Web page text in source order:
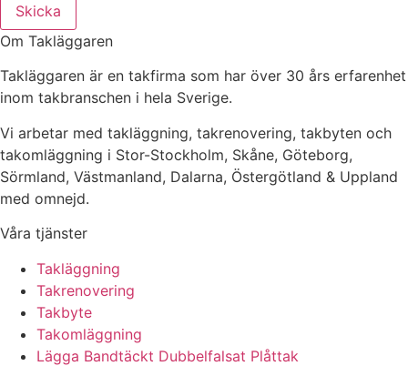
Skicka
Om Takläggaren
Takläggaren är en takfirma som har över 30 års erfarenhet
inom takbranschen i hela Sverige.
Vi arbetar med takläggning, takrenovering, takbyten och
takomläggning i Stor-Stockholm, Skåne, Göteborg,
Sörmland, Västmanland, Dalarna, Östergötland & Uppland
med omnejd.
Våra tjänster
Takläggning
Takrenovering
Takbyte
Takomläggning
Lägga Bandtäckt Dubbelfalsat Plåttak